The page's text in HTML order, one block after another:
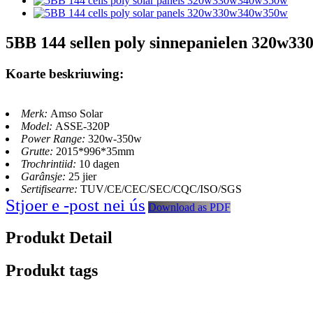
5BB 144 sellen poly sinnepanielen
Koarte beskriuwing:
Merk: Amso Solar
Model: ASSE-320P
Power Range: 320w-350w
Grutte: 2015*996*35mm
Trochrintiid: 10 dagen
Garânsje: 25 jier
Sertifisearre: TUV/CE/CEC/SEC/CQC/ISO/SGS
Stjoer e -post nei ús Download as PDF
Produkt Detail
Produkt tags